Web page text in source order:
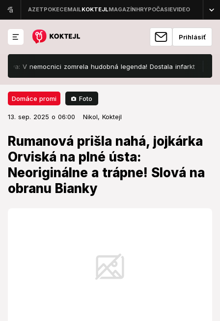
Prihlásiť
nemocnici zomrela hudobná legenda! Dostala infarkt
Domáce promi Foto
13. sep. 2025 o 06:00 Nikol, Koktejl
Rumanová prišla nahá, jojkárka
Orviská na plné ústa:
Neoriginálne a trápne! Slová na
obranu Bianky
Domáce promi 13. sep. 2025 o 06:00
Rumanová prišla nahá, jojkárka
Orviská na plné ústa: Neoriginálne
a trápne! Slová na obranu Bianky
Moderátorka si nebrala servítku.